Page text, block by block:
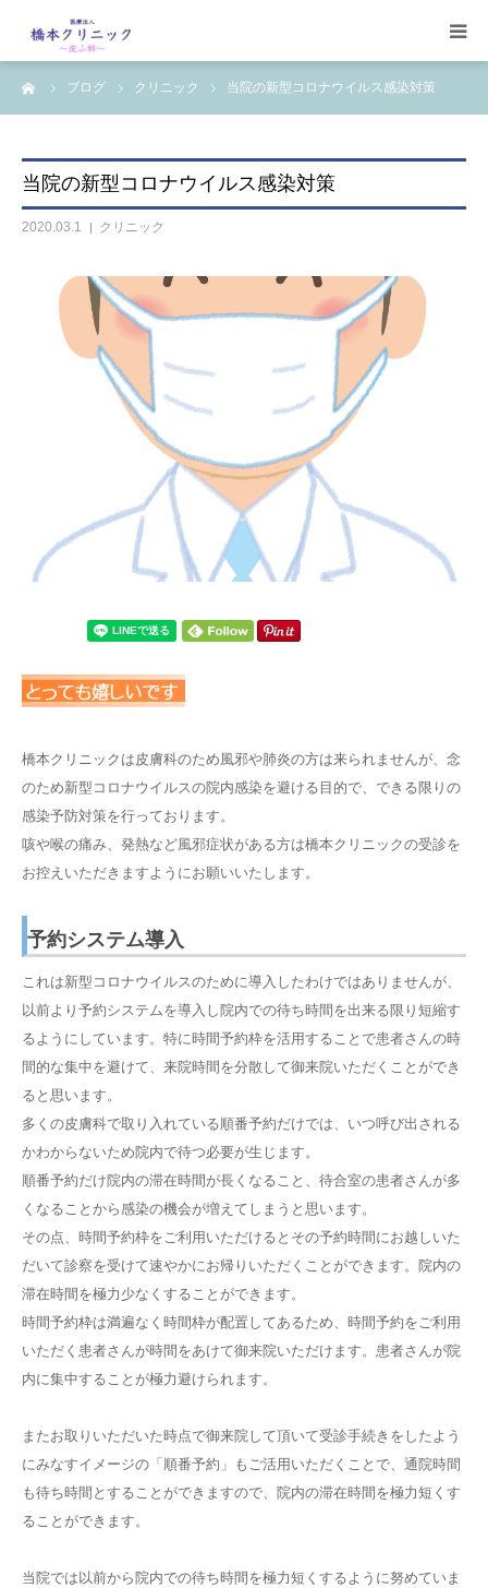
ブログ クリニック 当院の新型コロナウイルス感染対策
当院の新型コロナウイルス感染対策
2020.03.1 クリニック
橋本クリニックは皮膚科のため風邪や肺炎の方は来られませんが、念
のため新型コロナウイルスの院内感染を避ける目的で、できる限りの
感染予防対策を行っております。
咳や喉の痛み、発熱など風邪症状がある方は橋本クリニックの受診を
お控えいただきますようにお願いいたします。
予約システム導入
これは新型コロナウイルスのために導入したわけではありませんが、
以前より予約システムを導入し院内での待ち時間を出来る限り短縮す
るようにしています。特に時間予約枠を活用することで患者さんの時
間的な集中を避けて、来院時間を分散して御来院いただくことができ
ると思います。
多くの皮膚科で取り入れている順番予約だけでは、いつ呼び出される
かわからないため院内で待つ必要が生じます。
順番予約だけ院内の滞在時間が長くなること、待合室の患者さんが多
くなることから感染の機会が増えてしまうと思います。
その点、時間予約枠をご利用いただけるとその予約時間にお越しいた
だいて診察を受けて速やかにお帰りいただくことができます。院内の
滞在時間を極力少なくすることができます。
時間予約枠は満遍なく時間枠が配置してあるため、時間予約をご利用
いただく患者さんが時間をあけて御来院いただけます。患者さんが院
内に集中することが極力避けられます。
またお取りいただいた時点で御来院して頂いて受診手続きをしたよう
にみなすイメージの「順番予約」もご活用いただくことで、通院時間
も待ち時間とすることができますので、院内の滞在時間を極力短くす
ることができます。
当院では以前から院内での待ち時間を極力短くするように努めていま
受診案内
治療案内
【コラム】
ワクチン一覧